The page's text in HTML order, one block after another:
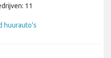
11
huurauto's